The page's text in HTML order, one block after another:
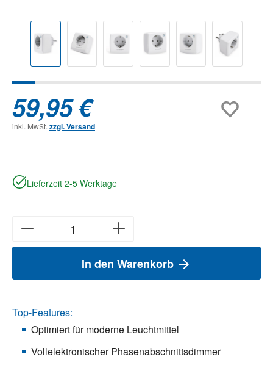
59,95 €
inkl. MwSt. zzgl. Versand
Lieferzeit 2-5 Werktage
In den Warenkorb
Top-Features:
Optimiert für moderne Leuchtmittel
Vollelektronischer Phasenabschnittsdimmer